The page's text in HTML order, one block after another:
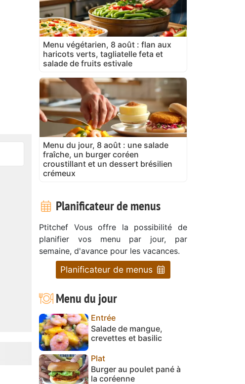
Menu végétarien, 8 août : flan aux
haricots verts, tagliatelle feta et
salade de fruits estivale
Menu du jour, 8 août : une salade
fraîche, un burger coréen
croustillant et un dessert brésilien
crémeux
Planificateur de menus
Ptitchef Vous offre la possibilité de
planifier vos menu par jour, par
semaine, d'avance pour les vacances.
Planificateur de menus
Menu du jour
Entrée
Salade de mangue,
crevettes et basilic
Plat
Burger au poulet pané à
la coréenne